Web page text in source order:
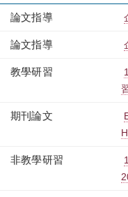
論文指導
論文指導
教學研習
期刊論文
非教學研習